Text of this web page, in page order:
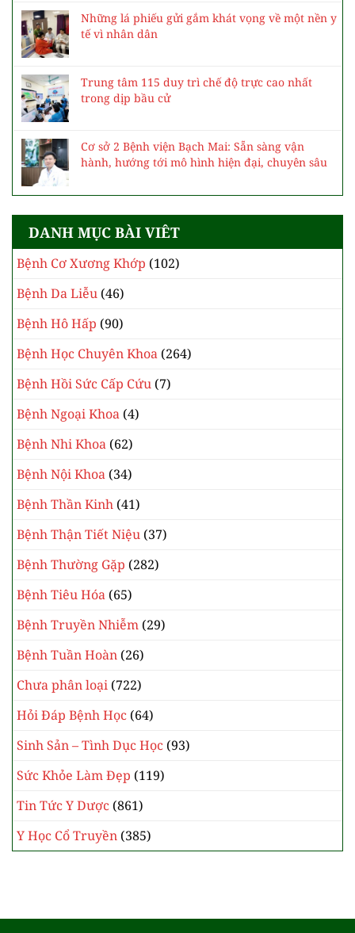
Những lá phiếu gửi gắm khát vọng về một nền y
tế vì nhân dân
Trung tâm 115 duy trì chế độ trực cao nhất
trong dịp bầu cử
Cơ sở 2 Bệnh viện Bạch Mai: Sẵn sàng vận
hành, hướng tới mô hình hiện đại, chuyên sâu
DANH MỤC BÀI VIÊT
Bệnh Cơ Xương Khớp (102)
Bệnh Da Liễu (46)
Bệnh Hô Hấp (90)
Bệnh Học Chuyên Khoa (264)
Bệnh Hồi Sức Cấp Cứu (7)
Bệnh Ngoại Khoa (4)
Bệnh Nhi Khoa (62)
Bệnh Nội Khoa (34)
Bệnh Thần Kinh (41)
Bệnh Thận Tiết Niệu (37)
Bệnh Thường Gặp (282)
Bệnh Tiêu Hóa (65)
Bệnh Truyền Nhiễm (29)
Bệnh Tuần Hoàn (26)
Chưa phân loại (722)
Hỏi Đáp Bệnh Học (64)
Sinh Sản – Tình Dục Học (93)
Sức Khỏe Làm Đẹp (119)
Tin Tức Y Dược (861)
Y Học Cổ Truyền (385)